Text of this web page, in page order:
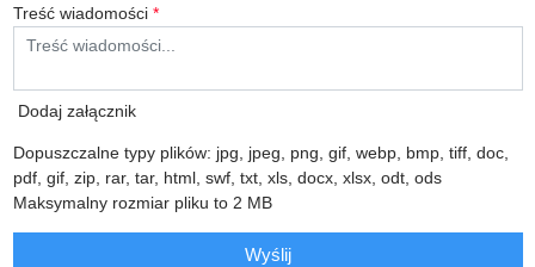
Treść wiadomości *
Dodaj załącznik
Dopuszczalne typy plików: jpg, jpeg, png, gif, webp, bmp, tiff, doc,
pdf, gif, zip, rar, tar, html, swf, txt, xls, docx, xlsx, odt, ods
Maksymalny rozmiar pliku to 2 MB
Wyślij